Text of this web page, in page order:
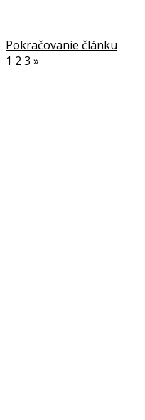
Pokračovanie článku
1 2 3 »